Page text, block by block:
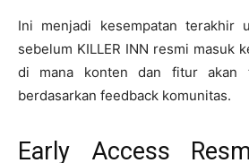
Ini menjadi kesempatan terakhir
sebelum KILLER INN resmi masuk
di mana konten dan fitur akan
berdasarkan feedback komunitas.
Early Access